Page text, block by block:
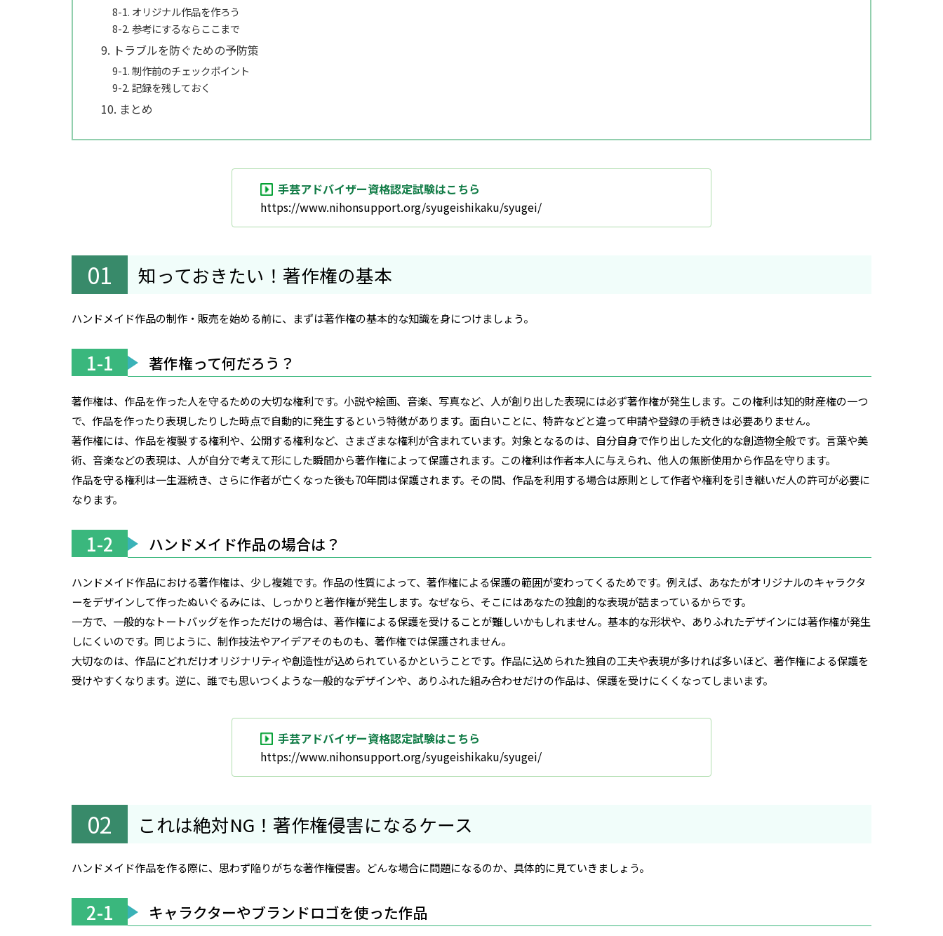
8-1. オリジナル作品を作ろう
8-2. 参考にするならここまで
9. トラブルを防ぐための予防策
9-1. 制作前のチェックポイント
9-2. 記録を残しておく
10. まとめ
手芸アドバイザー資格認定試験はこちら
https://www.nihonsupport.org/syugeishikaku/syugei/
知っておきたい！著作権の基本
ハンドメイド作品の制作・販売を始める前に、まずは著作権の基本的な知識を身につけましょう。
1-1 著作権って何だろう？
著作権は、作品を作った人を守るための大切な権利です。小説や絵画、音楽、写真など、人が創り出した表現には必ず著作権が発生します。この権利は知的財産権の一つ
で、作品を作ったり表現したりした時点で自動的に発生するという特徴があります。面白いことに、特許などと違って申請や登録の手続きは必要ありません。
著作権には、作品を複製する権利や、公開する権利など、さまざまな権利が含まれています。対象となるのは、自分自身で作り出した文化的な創造物全般です。言葉や美
術、音楽などの表現は、人が自分で考えて形にした瞬間から著作権によって保護されます。この権利は作者本人に与えられ、他人の無断使用から作品を守ります。
作品を守る権利は一生涯続き、さらに作者が亡くなった後も70年間は保護されます。その間、作品を利用する場合は原則として作者や権利を引き継いだ人の許可が必要に
なります。
1-2 ハンドメイド作品の場合は？
ハンドメイド作品における著作権は、少し複雑です。作品の性質によって、著作権による保護の範囲が変わってくるためです。例えば、あなたがオリジナルのキャラクタ
ーをデザインして作ったぬいぐるみには、しっかりと著作権が発生します。なぜなら、そこにはあなたの独創的な表現が詰まっているからです。
一方で、一般的なトートバッグを作っただけの場合は、著作権による保護を受けることが難しいかもしれません。基本的な形状や、ありふれたデザインには著作権が発生
しにくいのです。同じように、制作技法やアイデアそのものも、著作権では保護されません。
大切なのは、作品にどれだけオリジナリティや創造性が込められているかということです。作品に込められた独自の工夫や表現が多ければ多いほど、著作権による保護を
受けやすくなります。逆に、誰でも思いつくような一般的なデザインや、ありふれた組み合わせだけの作品は、保護を受けにくくなってしまいます。
手芸アドバイザー資格認定試験はこちら
https://www.nihonsupport.org/syugeishikaku/syugei/
これは絶対NG！著作権侵害になるケース
ハンドメイド作品を作る際に、思わず陥りがちな著作権侵害。どんな場合に問題になるのか、具体的に見ていきましょう。
2-1 キャラクターやブランドロゴを使った作品